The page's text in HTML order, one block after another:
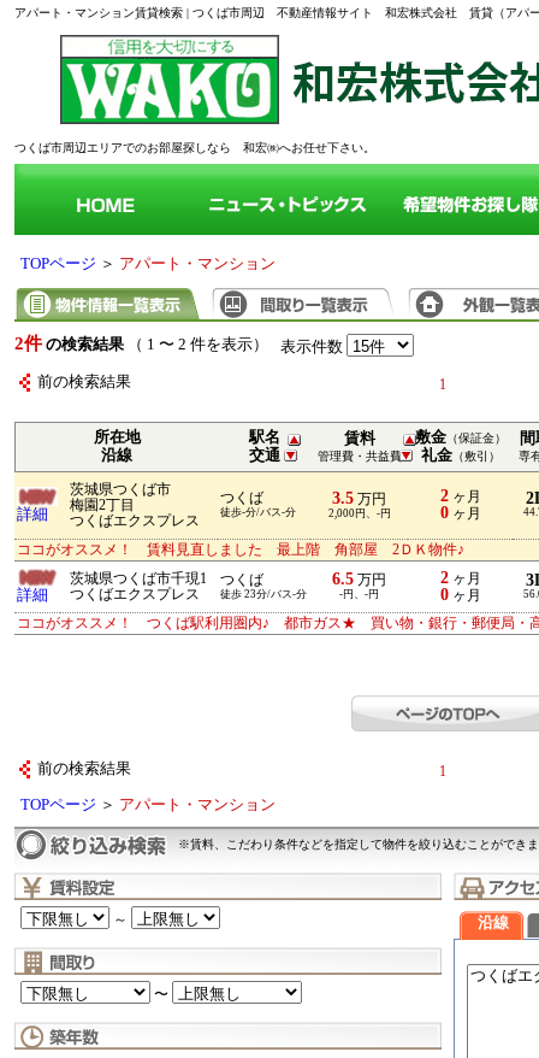
アパート・マンション賃貸検索 | つくば市周辺 不動産情報サイト 和宏株式会社 賃貸（アパ
つくば市周辺エリアでのお部屋探しなら 和宏㈱へお任せ下さい。
TOPページ ＞ アパート・マンション
2件 の検索結果 （ 1 〜 2 件を表示） 表示件数
前の検索結果 1
所在地
沿線
駅名
交通
賃料
管理費・共益費
敷金（保証金）
礼金（敷引） 専
詳細
茨城県つくば市
梅園2丁目
つくばエクスプレス
つくば
徒歩-分/バス-分
3.5 万円
2,000円、-円
2ヶ月
0ヶ月
ココがオススメ！ 賃料見直しました 最上階 角部屋 2ＤＫ物件♪
詳細
茨城県つくば市千現1
つくばエクスプレス
つくば
徒歩 23分/バス-分
6.5 万円
-円、-円
2ヶ月
0ヶ月
ココがオススメ！ つくば駅利用圏内♪ 都市ガス★ 買い物・銀行・郵便局・
前の検索結果 1
TOPページ ＞ アパート・マンション
※賃料、こだわり条件などを指定して物件を絞り込むことができ
～
〜
沿線